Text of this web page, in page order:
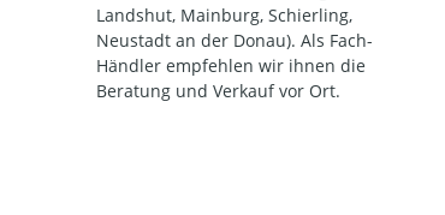
Landshut, Mainburg, Schierling,
Neustadt an der Donau). Als Fach-
Händler empfehlen wir ihnen die
Beratung und Verkauf vor Ort.